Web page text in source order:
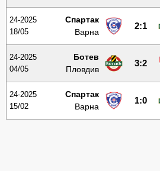
24-2025
18/05
Спартак
Варна
2:1
24-2025
04/05
Ботев
Пловдив
3:2
24-2025
15/02
Спартак
Варна
1:0